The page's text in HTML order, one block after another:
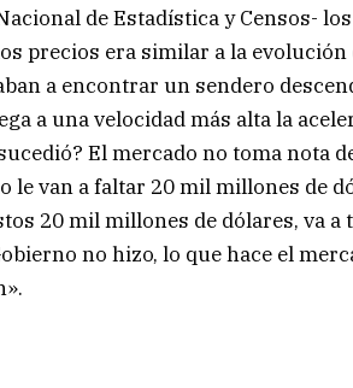
de Estadística y Censos-
precios era similar a la
a encontrar un sendero
a una velocidad más alta la
El mercado no toma nota
le van a faltar 20 mil millones de
20 mil millones de dólares, va a
no hizo, lo que hace el